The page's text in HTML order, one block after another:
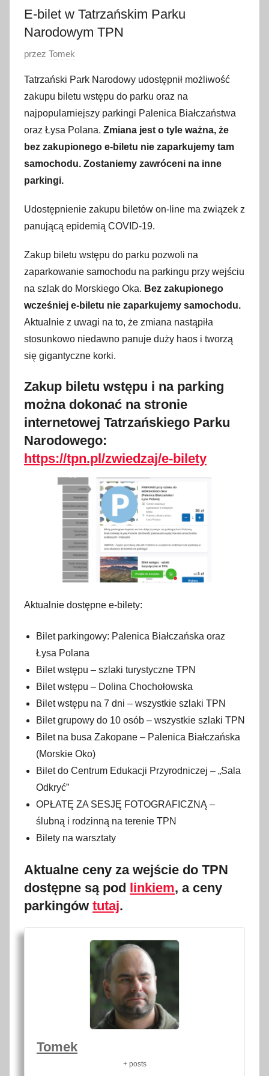
E-bilet w Tatrzańskim Parku
Narodowym TPN
O
u
b
l
i
k
o
w
n
o
7
s
t
y
c
z
a
2
4
przez Tomek
Tatrzański Park Narodowy udostępnił możliwość
zakupu biletu wstępu do parku oraz na
najpopularniejszy parkingi Palenica Białczaństwa
oraz Łysa Polana. Zmiana jest o tyle ważna, że
bez zakupionego e-biletu nie zaparkujemy tam
samochodu. Zostaniemy zawróceni na inne
parkingi.
Udostępnienie zakupu biletów on-line ma związek z
panującą epidemią COVID-19.
Zakup biletu wstępu do parku pozwoli na
zaparkowanie samochodu na parkingu przy wejściu
na szlak do Morskiego Oka. Bez zakupionego
wcześniej e-biletu nie zaparkujemy samochodu.
Aktualnie z uwagi na to, że zmiana nastąpiła
stosunkowo niedawno panuje duży haos i tworzą
się gigantyczne korki.
Zakup biletu wstępu i na parking
można dokonać na stronie
internetowej Tatrzańskiego Parku
Narodowego:
https://tpn.pl/zwiedzaj/e-bilety
Aktualnie dostępne e-bilety:
Bilet parkingowy: Palenica Białczańska oraz
Łysa Polana
Bilet wstępu – szlaki turystyczne TPN
Bilet wstępu – Dolina Chochołowska
Bilet wstępu na 7 dni – wszystkie szlaki TPN
Bilet grupowy do 10 osób – wszystkie szlaki TPN
Bilet na busa Zakopane – Palenica Białczańska
(Morskie Oko)
Bilet do Centrum Edukacji Przyrodniczej – „Sala
Odkryć”
OPŁATĘ ZA SESJĘ FOTOGRAFICZNĄ –
ślubną i rodzinną na terenie TPN
Bilety na warsztaty
Aktualne ceny za wejście do TPN
dostępne są pod linkiem, a ceny
parkingów tutaj.
Tomek
+ posts